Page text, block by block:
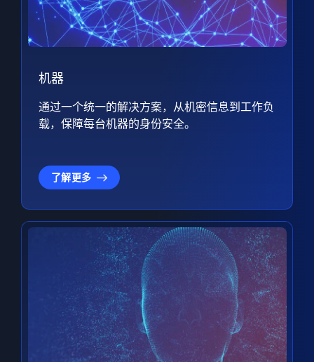
机器
通过一个统一的解决方案，从机密信息到工作负
载，保障每台机器的身份安全。
了解更多